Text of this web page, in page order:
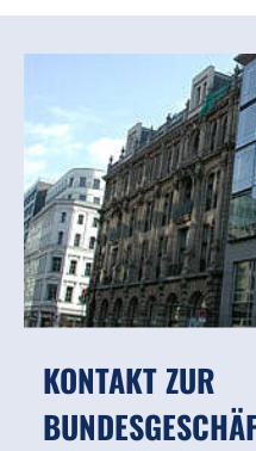
KONTAKT ZUR